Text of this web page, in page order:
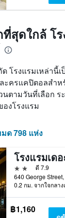
สุดใกล้ โ
โรงแรมเหล่านี้
ะครแคปิตอลสำ
นตามวันที่เลือก ร
งโรงแรม
ด 798 แห่ง
2 ดาว
ดี 7.9
0.2 กม. จากใจกลาง
฿1,160